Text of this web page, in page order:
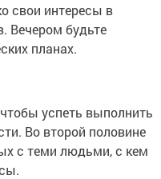
свои интересы в
Вечером будьте
планах.
успеть выполнить
Во второй половине
с теми людьми, с кем